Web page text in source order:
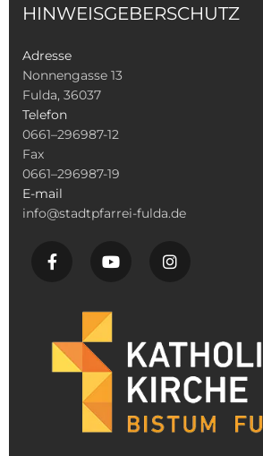
HINWEISGEBERSCHUTZ
Adresse
Nonnengasse 13
Fulda, 36037
Telefon
0661–296987-12
Fax
0661–296987-19
E-mail
info@stadtpfarrei-fulda.de